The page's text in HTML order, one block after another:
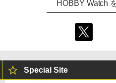
HOBBY Watch
Special Site